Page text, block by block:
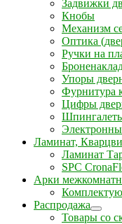
Задвижки
Кнобы
Механизм
Оптика
Ручки на
Упоры
Фурнитура
Цифры
Ламинат,
Ламинат
SPC
Арки
Распродажа
Товары со